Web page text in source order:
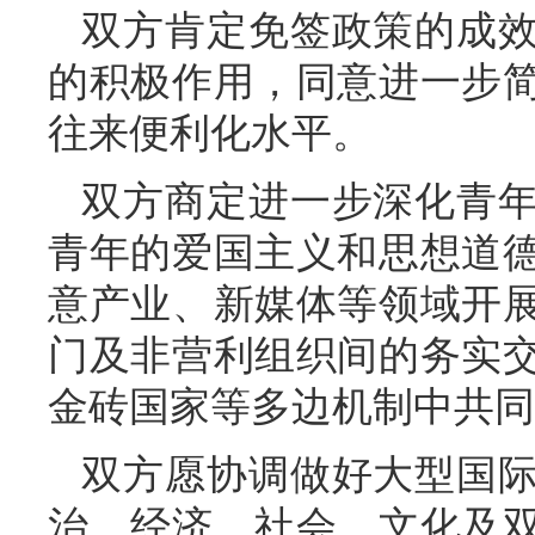
双方肯定免签政策的成
的积极作用，同意进一步
往来便利化水平。
双方商定进一步深化青
青年的爱国主义和思想道
意产业、新媒体等领域开
门及非营利组织间的务实
金砖国家等多边机制中共
双方愿协调做好大型国
治、经济、社会、文化及